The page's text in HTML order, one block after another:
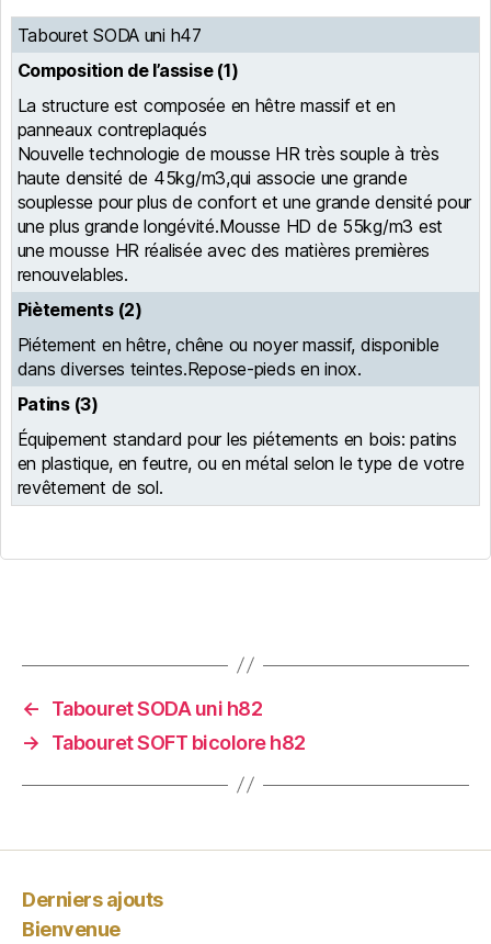
Tabouret SODA uni h47
Composition de l’assise (1)
La structure est composée en hêtre massif et en
panneaux contreplaqués
Nouvelle technologie de mousse HR très souple à très
haute densité de 45kg/m3,qui associe une grande
souplesse pour plus de confort et une grande densité pour
une plus grande longévité.Mousse HD de 55kg/m3 est
une mousse HR réalisée avec des matières premières
renouvelables.
Piètements (2)
Piétement en hêtre, chêne ou noyer massif, disponible
dans diverses teintes.Repose-pieds en inox.
Patins (3)
Équipement standard pour les piétements en bois: patins
en plastique, en feutre, ou en métal selon le type de votre
revêtement de sol.
←
Tabouret SODA uni h82
→
Tabouret SOFT bicolore h82
Derniers ajouts
Bienvenue